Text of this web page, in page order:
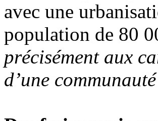
avec une
population de 80
précisément aux
d’une